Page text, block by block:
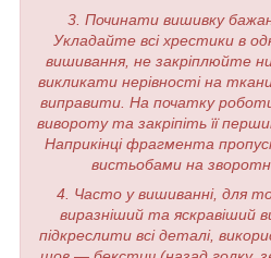
3. Починати вишивку
Укладайте всі хрестики в
вишивання, не закріплюйте
викликати нерівності на
виправити. На початку
вивороту та закріпіть її
Наприкінці фрагмента
вистьобами на
4. Часто у вишиванні, для
виразніший та яскравіший
підкреслити всі деталі,